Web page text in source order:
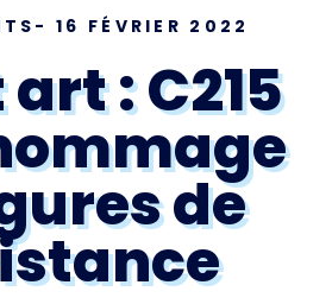
- 16 FÉVRIER 2022
: C215
de